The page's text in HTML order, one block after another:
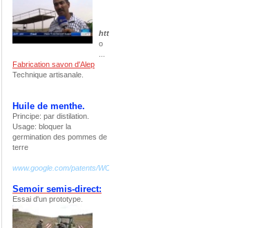
https
o
Fabrication savon d'Alep
Technique artisanale.
Huile de menthe.
Principe: par distilation.
Usage: bloquer la
germination des pommes de
terre
www.google.com/patents/WO2009068803A2?cl=fr
Semoir semis-direct:
Essai d'un prototype.